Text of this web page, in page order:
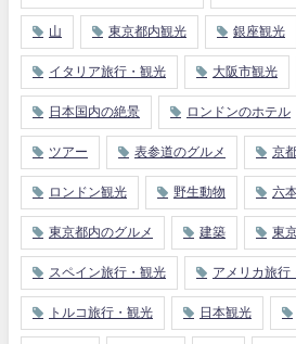
山 東京都内観光 銀座観光
イタリア旅行・観光 大阪市観光
日本国内の絶景 ロンドンのホテル
ツアー 表参道のグルメ 京
ロンドン観光 野生動物 六
東京都内のグルメ 建築 東
スペイン旅行・観光 アメリカ旅行
トルコ旅行・観光 日本観光